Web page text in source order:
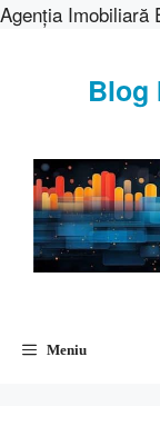
Agenția Imobiliară
Blog
Meniu